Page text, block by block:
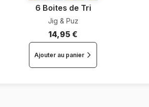
6 Boites de Tri
Jig & Puz
14,95 €
Ajouter au panier